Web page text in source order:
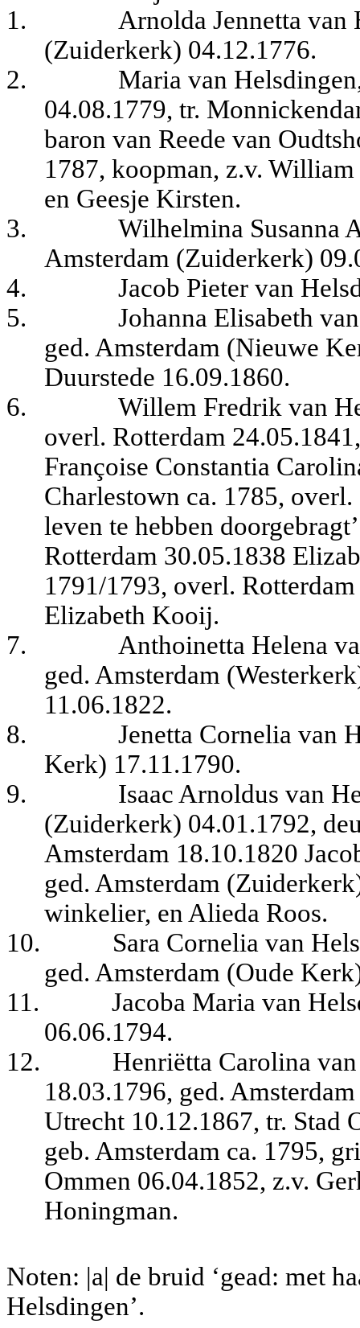
1.
Arnolda Jennetta van
(Zuiderkerk) 04.12.1776.
2.
Maria van
04.08.1779, tr.
baron van Reede van
1787, koopman, z.v.
en Geesje Kirsten.
3.
Wilhelmina Susanna
Amsterdam (Zuiderkerk)
4.
Jacob Pieter van
5.
Johanna Elisabeth
ged. Amsterdam (Nieuwe
Duurstede 16.09.1860.
6.
Willem Fredrik van
overl. Rotterdam
Françoise Constantia
Charlestown ca. 1785,
leven te hebben
Rotterdam 30.05.1838
1791/1793, overl.
Elizabeth Kooij.
7.
Anthoinetta Helena
ged. Amsterdam
11.06.1822.
8.
Jenetta Cornelia van
Kerk) 17.11.1790.
9.
Isaac Arnoldus van
(Zuiderkerk) 04.01.1792,
Amsterdam 18.10.1820
ged. Amsterdam
winkelier, en Alieda Roos.
10.
Sara Cornelia van
ged. Amsterdam (Oude
11.
Jacoba Maria van
06.06.1794.
12.
Henriëtta Carolina
18.03.1796, ged.
Utrecht 10.12.1867, tr. Stad
geb. Amsterdam ca. 1795,
Ommen 06.04.1852, z.v.
Honingman.
Noten: |a| de bruid ‘gead: met
Helsdingen’.